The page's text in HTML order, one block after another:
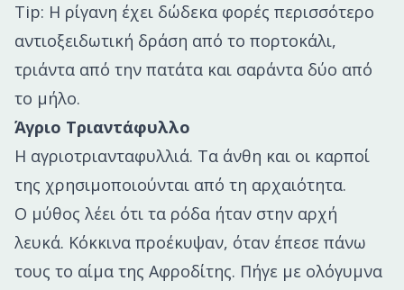
Tip: Η ρίγανη έχει δώδεκα φορές περισσότερο
αντιοξειδωτική δράση από το πορτοκάλι,
τριάντα από την πατάτα και σαράντα δύο από
το μήλο.
Άγριο Τριαντάφυλλο
Η αγριοτριανταφυλλιά. Τα άνθη και οι καρποί
της χρησιμοποιούνται από τη αρχαιότητα.
Ο μύθος λέει ότι τα ρόδα ήταν στην αρχή
λευκά. Κόκκινα προέκυψαν, όταν έπεσε πάνω
τους το αίμα της Αφροδίτης. Πήγε με ολόγυμνα